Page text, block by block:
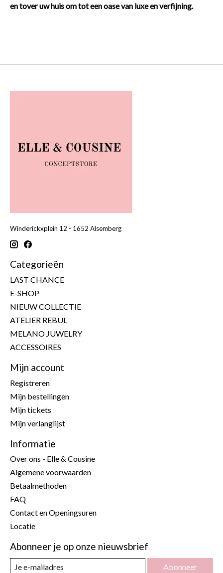
en tover uw huis om tot een oase van luxe en verfijning.
Winderickxplein 12 - 1652 Alsemberg
Categorieën
LAST CHANCE
E-SHOP
NIEUW COLLECTIE
ATELIER REBUL
MELANO JUWELRY
ACCESSOIRES
Mijn account
Registreren
Mijn bestellingen
Mijn tickets
Mijn verlanglijst
Informatie
Over ons - Elle & Cousine
Algemene voorwaarden
Betaalmethoden
FAQ
Contact en Openingsuren
Locatie
Abonneer je op onze nieuwsbrief
Abonneer